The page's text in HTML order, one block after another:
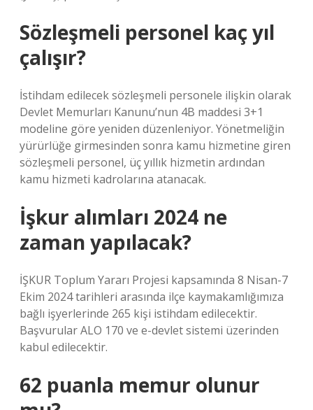
Sözleşmeli personel kaç yıl
çalışır?
İstihdam edilecek sözleşmeli personele ilişkin olarak
Devlet Memurları Kanunu’nun 4B maddesi 3+1
modeline göre yeniden düzenleniyor. Yönetmeliğin
yürürlüğe girmesinden sonra kamu hizmetine giren
sözleşmeli personel, üç yıllık hizmetin ardından
kamu hizmeti kadrolarına atanacak.
İşkur alımları 2024 ne
zaman yapılacak?
İŞKUR Toplum Yararı Projesi kapsamında 8 Nisan-7
Ekim 2024 tarihleri ​​arasında ilçe kaymakamlığımıza
bağlı işyerlerinde 265 kişi istihdam edilecektir.
Başvurular ALO 170 ve e-devlet sistemi üzerinden
kabul edilecektir.
62 puanla memur olunur